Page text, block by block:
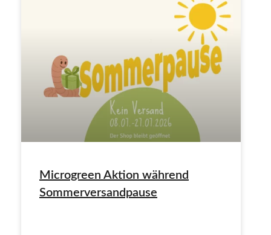
Microgreen Aktion während
Sommerversandpause